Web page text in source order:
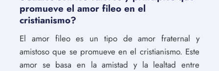
promueve el amor fileo en el
cristianismo?
El amor fileo es un tipo de amor fraternal y
amistoso que se promueve en el cristianismo. Este
amor se basa en la amistad y la lealtad entre